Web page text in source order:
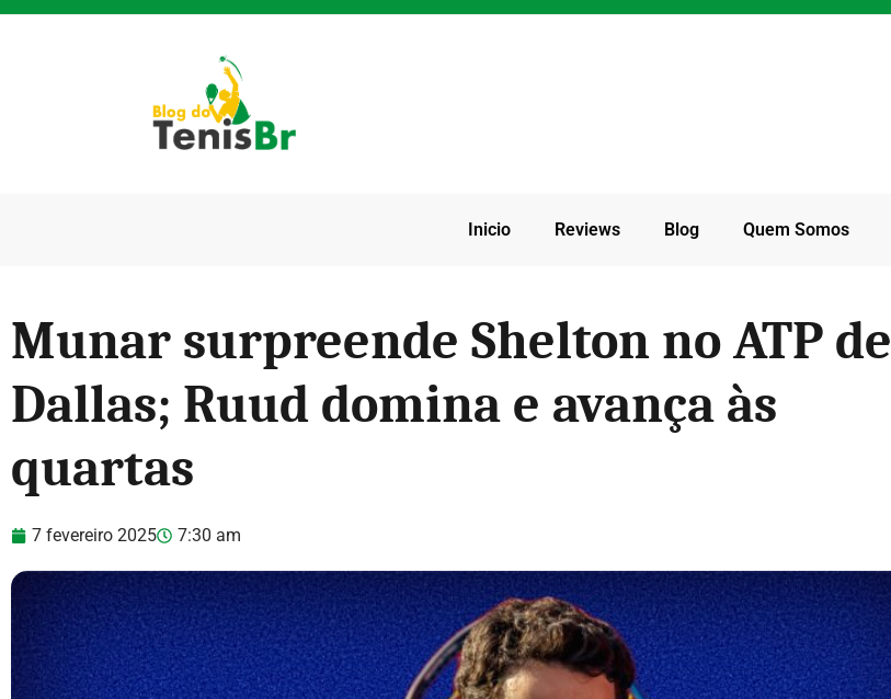
Inicio Reviews Blog Quem Somos
Munar surpreende Shelton no ATP de
Dallas; Ruud domina e avança às
quartas
7 fevereiro 2025 7:30 am